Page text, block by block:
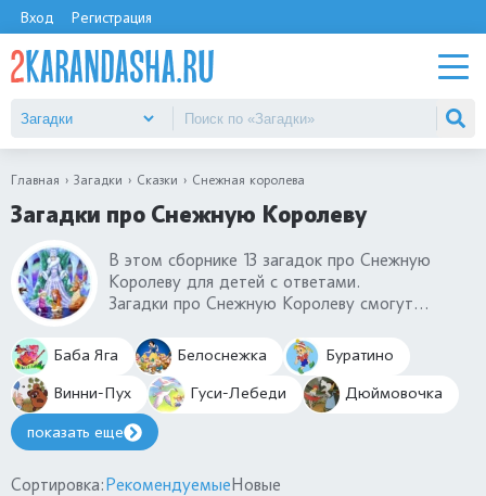
Вход Регистрация
Главная Загадки Сказки Снежная королева
Загадки про Снежную Королеву
В этом сборнике 13 загадок про Снежную
Королеву для детей с ответами.
Загадки про Снежную Королеву смогут
5-6-7 лет. Распечатайте прямо с сайта самые
интересные загадки проведите вечер с
пользой.
Баба Яга Белоснежка
Буратино
Винни-Пух
Гуси-Лебеди
Дюймовочка
показать еще
Сортировка:РекомендуемыеНовые